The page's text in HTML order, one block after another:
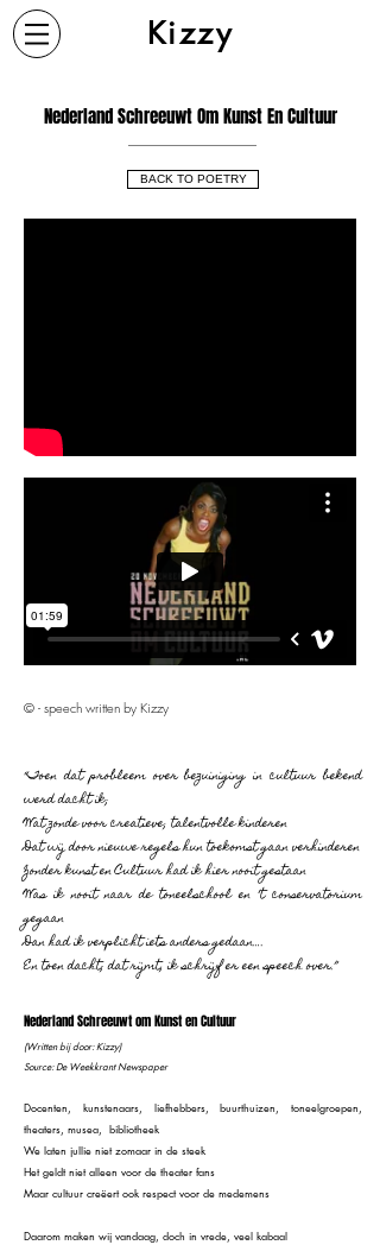
Kizzy
Nederland Schreeuwt Om Kunst En Cultuur
BACK TO POETRY
© - speech written by Kizzy
“Toen dat probleem over bezuiniging in cultuur bekend
werd dacht ik;
Wat zonde voor creatieve, talentvolle kinderen
Dat wij door nieuwe regels hun toekomst gaan verhinderen
Zonder kunst en Cultuur had ik hier nooit gestaan
Was ik nooit naar de toneelschool en ‘t conservatorium
gegaan
Dan had ik verplicht iets anders gedaan….
En toen dacht; dat rijmt, ik schrijf er een speech over.”
Nederland Schreeuwt om Kunst en Cultuur
(Written bij door: Kizzy)
Source: De Weekkrant Newspaper
Docenten, kunstenaars, liefhebbers, buurthuizen, toneelgroepen,
theaters, musea, bibliotheek
We laten jullie niet zomaar in de steek
Het geldt niet alleen voor de theater fans
Maar cultuur creëert ook respect voor de medemens
Daarom maken wij vandaag, doch in vrede, veel kabaal